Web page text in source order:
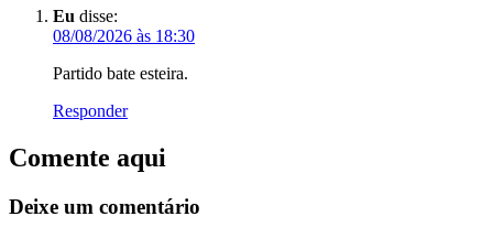
Eu disse:
08/08/2026 às 18:30
Partido bate esteira.
Responder
Comente aqui
Deixe um comentário